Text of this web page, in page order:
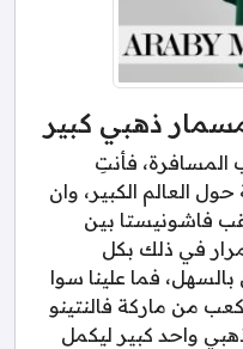
ذهبي كبير
فأنتِ
زرتي على الاقل 50 دولة حول العالم الكبير، وان
فاشونيستا بين
في ذلك بكل
فما علينا سوا
من ماركة فالنتينو
واحد كبير ليكمل